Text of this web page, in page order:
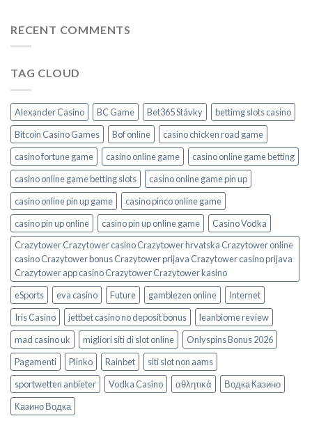
RECENT COMMENTS
TAG CLOUD
Alexander Casino BC Game Bet365 Stávky
bettimg slots casino
Bitcoin Casino Games
Bof online
casino chicken road game
casino fortune game
casino online game
casino online game betting
casino online game betting slots
casino online game pin up
casino online pin up game
casino pinco online game
casino pin up online
casino pin up online game
Casino Vodka
Crazytower Crazytower casino Crazytower hrvatska Crazytower online
casino Crazytower bonus Crazytower prijava Crazytower casino prijava
Crazytower app casino Crazytower Crazytower kasino
eSports
eva casino Future gamblezen online
Internet
Iris Casino
jettbet casino no deposit bonus
leanbiome review
mad casino uk
migliori siti di slot online
Onlyspins Bonus 2026
Pagamenti
Plinko Rainbet
siti slot non aams
sportwetten anbieter
Vodka Casino αθλητικά
Водка Казино
Казино Водка